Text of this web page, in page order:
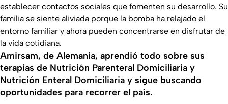
establecer contactos sociales que fomenten su desarrollo. Su
familia se siente aliviada porque la bomba ha relajado el
entorno familiar y ahora pueden concentrarse en disfrutar de
la vida cotidiana.
Amirsam, de Alemania, aprendió todo sobre sus
terapias de Nutrición Parenteral Domiciliaria y
Nutrición Enteral Domiciliaria y sigue buscando
oportunidades para recorrer el país.